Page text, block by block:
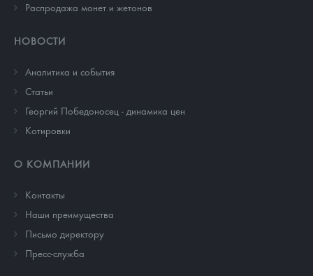
Распродажа монет и жетонов
НОВОСТИ
Аналитика и события
Cтатьи
Георгий Победоносец - динамика цен
Котировки
О КОМПАНИИ
Контакты
Наши преимущества
Письмо директору
Пресс-служба